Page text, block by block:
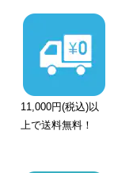
11,000円(税込)以
上で送料無料！